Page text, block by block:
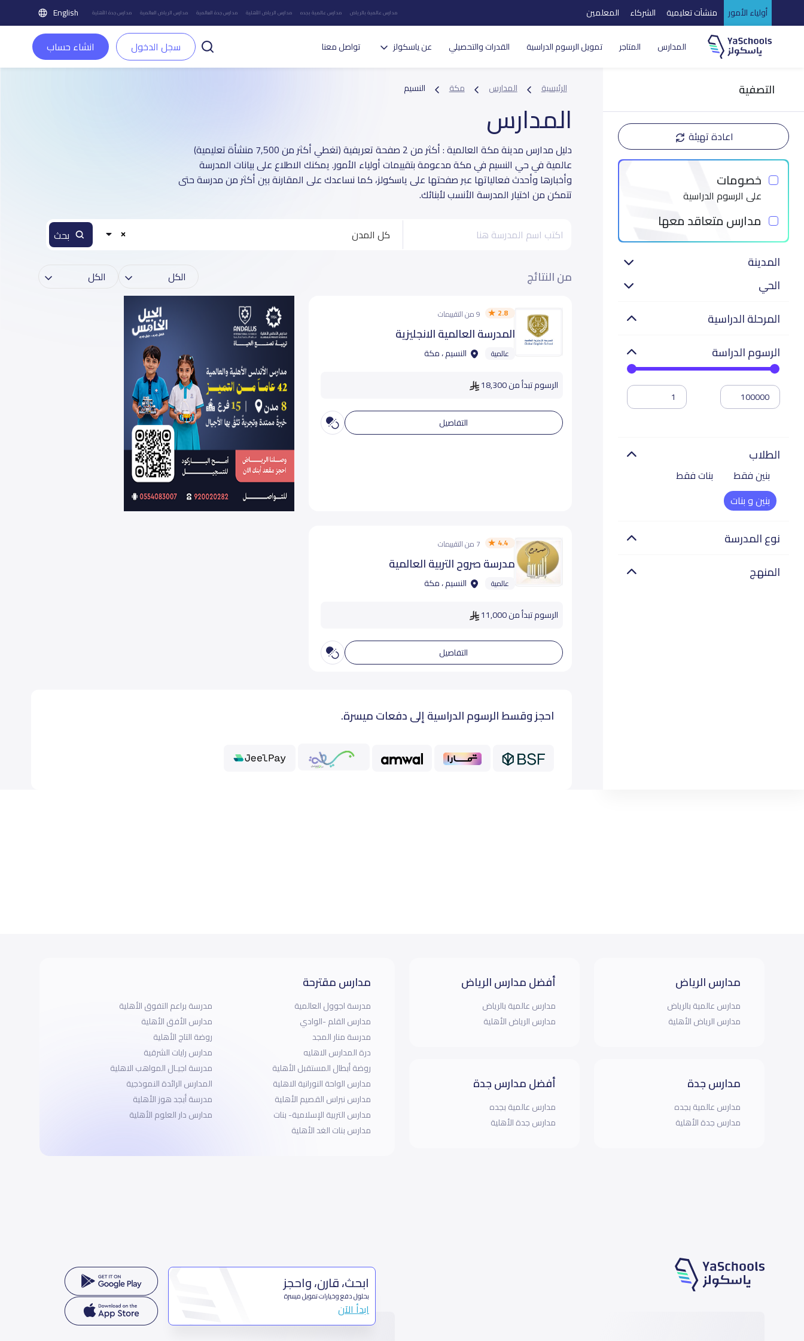
أولياء الأمور منشآت تعليمية الشركاء المعلمين مدارس عالمية بالرياض مدارس عالمية بجده مدارس الرياض الأهلية مدارس جدة العالمية مدارس الرياض العالمية مدارس جدة الأهلية English
المدارس المتاجر تمويل الرسوم الدراسية القدرات والتحصيلي عن ياسكولز تواصل معنا سجل الدخول انشاء حساب
التصفية
اعادة تهيئة
خصومات
على الرسوم الدراسية
مدارس متعاقد معها
المدينة
الحي
المرحلة الدراسية
الرسوم الدراسة
الطلاب
بنين فقط
بنات فقط
بنين و بنات
نوع المدرسة
المنهج
الرئيسية المدارس مكة النسيم
المدارس
دليل مدارس مدينة مكة العالمية : أكثر من 2 صفحة تعريفية (تغطي أكثر من 7,500 منشأة تعليمية)
عالمية في حي النسيم في مكة مدعومة بتقييمات أولياء الأمور. يمكنك الاطلاع على بيانات المدرسة
وأخبارها وأحدث فعالياتها عبر صفحتها على ياسكولز، كما نساعدك على المقارنة بين أكثر من مدرسة حتى
تتمكن من اختيار المدرسة الأنسب لأبنائك.
كل المدن
من النتائج
2.8 9 من التقييمات
المدرسة العالمية الانجليزية
عالمية النسيم ، مكة
الرسوم تبدأ من 18,300
التفاصيل
4.4 7 من التقييمات
مدرسة صروح التربية العالمية
عالمية النسيم ، مكة
الرسوم تبدأ من 11,000
التفاصيل
احجز وقسط الرسوم الدراسية إلى دفعات ميسرة.
مدارس الرياض
مدارس عالمية بالرياض
مدارس الرياض الأهلية
مدارس جدة
مدارس عالمية بجده
مدارس جدة الأهلية
أفضل مدارس الرياض
مدارس عالمية بالرياض
مدارس الرياض الأهلية
أفضل مدارس جدة
مدارس عالمية بجده
مدارس جدة الأهلية
مدارس مقترحة
مدرسة اجوول العالمية
مدارس القلم -الوادي
مدرسة منار المجد
درة المدارس الاهليه
روضة أبطال المستقبل الأهلية
مدارس الواحة النورانية الاهلية
مدارس نبراس القصيم الأهلية
مدارس التربية الإسلامية- بنات
مدارس بنات الغد الأهلية
مدرسة براعم التفوق الأهلية
مدارس الأفق الأهلية
روضة التاج الأهلية
مدارس رايات الشرقية
مدرسة اجيـال المواهب الاهلية
المدارس الرائدة النموذجية
مدرسة أبجد هوز الأهلية
مدارس دار العلوم الأهلية
ابحث، قارن، واحجز
بحلول دفع وخيارات تمويل ميسرة
ابدأ الآن